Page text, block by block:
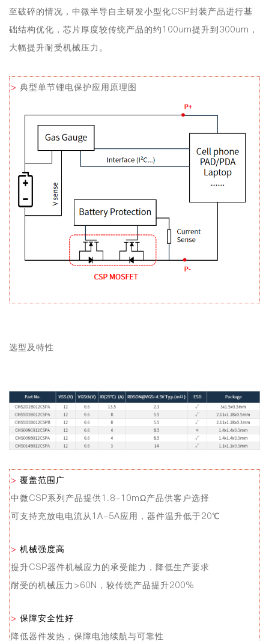
至破碎的情况 ，中微半导自主研发小型化CSP封装产品进行基
础结构优化，芯片厚度较传统产品的约100um提升到300um，
大幅提升耐受机械压力 。
> 典型单节锂电保护应用原理图
选型及特性
> 覆盖范围广
中微CSP系列产品提供1.8-10mΩ产品供客户选择
可支持充放电电流从1A-5A应用，器件温升低于20℃
> 机械强度高
提升CSP器件机械应力的承受能力，降低生产要求
耐受的机械压力>60N，较传统产品提升200%
> 保障安全性好
降低器件发热，保障电池续航与可靠性